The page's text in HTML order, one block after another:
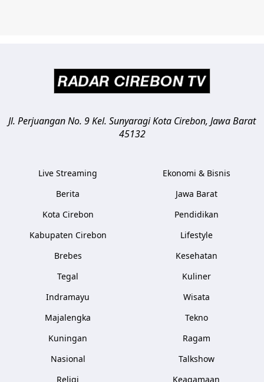
Jl. Perjuangan No. 9 Kel. SunyaragiKota Cirebon, Jawa Barat
45132
Live Streaming
Berita
Kota Cirebon
Kabupaten Cirebon
Brebes
Tegal
Indramayu
Majalengka
Kuningan
Nasional
Religi
Ekonomi & Bisnis
Jawa Barat
Pendidikan
Lifestyle
Kesehatan
Kuliner
Wisata
Tekno
Ragam
Talkshow
Keagamaan